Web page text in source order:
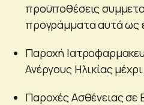
προϋποθέσεις
προγράμματα αυτά ως
Παροχή
Ανέργους Ηλικίας
Παροχές Ασθένειας σε